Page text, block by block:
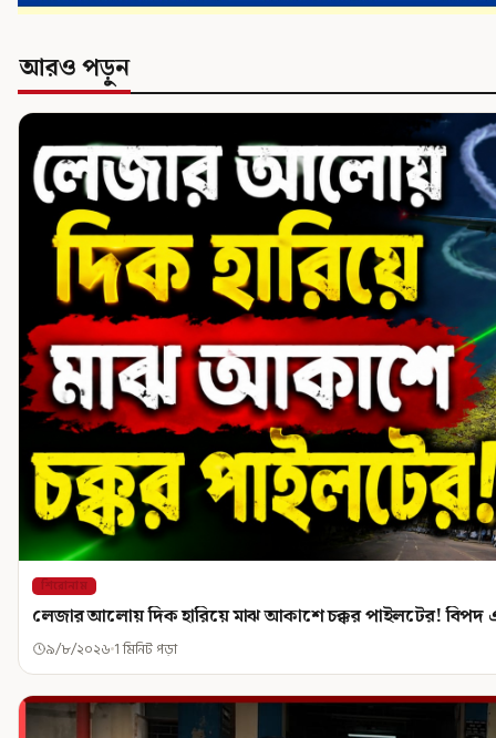
আরও পড়ুন
শিরোনাম
লেজার আলোয় দিক হারিয়ে মাঝ আকাশে চক্কর পাইলটের! বিপদ
৯/৮/২০২৬ 1 মিনিট পড়া